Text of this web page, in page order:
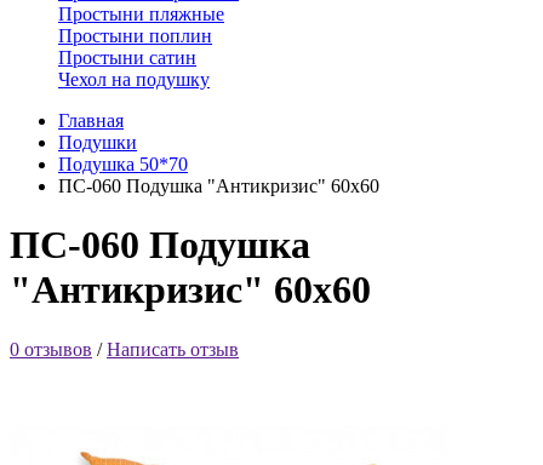
Простыни пляжные
Простыни поплин
Простыни сатин
Чехол на подушку
Главная
Подушки
Подушка 50*70
ПС-060 Подушка "Антикризис" 60х60
ПС-060 Подушка
"Антикризис" 60х60
0 отзывов /Написать отзыв